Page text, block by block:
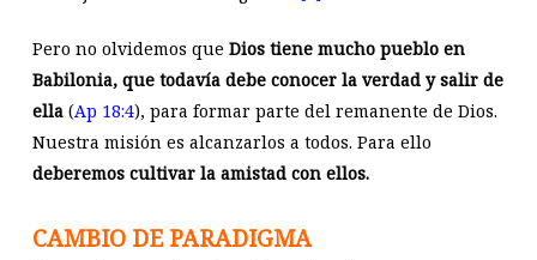
Pero no olvidemos que Dios tiene mucho pueblo en
Babilonia, que todavía debe conocer la verdad y salir de
ella(Ap 18:4), para formar parte del remanente de Dios.
Nuestra misión es alcanzarlos a todos. Para ello
deberemos cultivar la amistad con ellos.
CAMBIO DE PARADIGMA